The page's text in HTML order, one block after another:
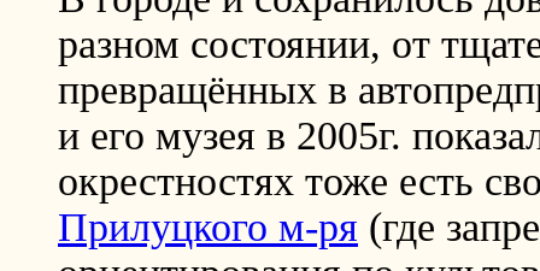
разном состоянии, от
превращённых в
и его музея в 2005г.
окрестностях тоже есть
Прилуцкого м-ря (где